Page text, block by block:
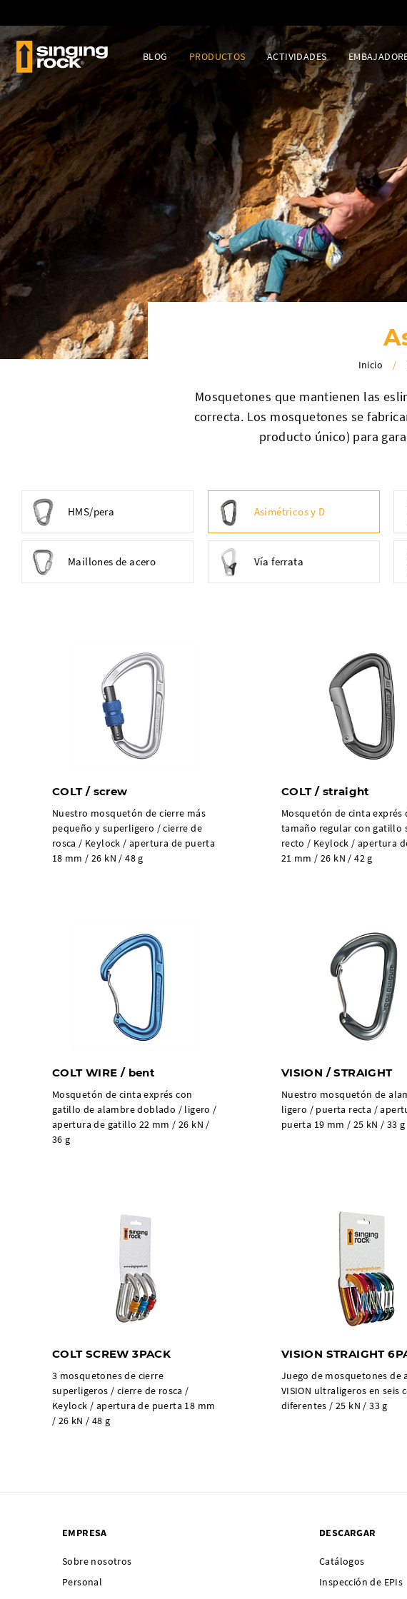
BLOG PRODUCTOS ACTIVIDADES
Inicio /
Mosquetones que mantienen las
correcta. Los mosquetones se
producto único) para
HMS/pera Asimétricos y D
Maillones de acero Vía ferrata
COLT / screw
Nuestro mosquetón de cierre más
pequeño y superligero / cierre de
rosca / Keylock / apertura de puerta
18 mm / 26 kN / 48 g
COLT / straight
Mosquetón de cinta exprés
tamaño regular con gatillo
recto / Keylock / apertura
21 mm / 26 kN / 42 g
COLT WIRE / bent
Mosquetón de cinta exprés con
gatillo de alambre doblado / ligero /
apertura de gatillo 22 mm / 26 kN /
36 g
VISION / STRAIGHT
Nuestro mosquetón de
ligero / puerta recta /
puerta 19 mm / 25 kN / 33 g
COLT SCREW 3PACK
3 mosquetones de cierre
superligeros / cierre de rosca /
Keylock / apertura de puerta 18 mm
/ 26 kN / 48 g
VISION STRAIGHT
Juego de mosquetones de
VISION ultraligeros en seis
diferentes / 25 kN / 33 g
EMPRESA
Sobre nosotros
Personal
DESCARGAR
Catálogos
Inspección de EPIs